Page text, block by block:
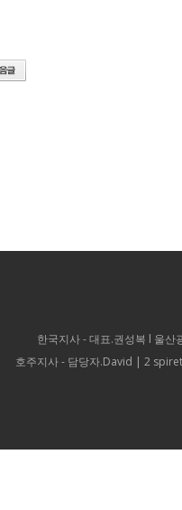
한국지사 - 대표.권성복 l 울
호주지사 - 담당자.David | 2